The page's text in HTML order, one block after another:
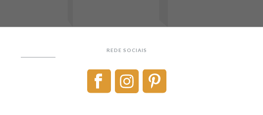
REDE SOCIAIS